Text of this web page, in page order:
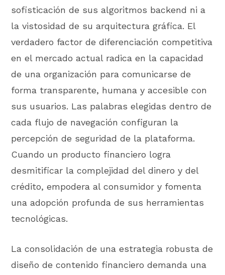
sofisticación de sus algoritmos backend ni a
la vistosidad de su arquitectura gráfica. El
verdadero factor de diferenciación competitiva
en el mercado actual radica en la capacidad
de una organización para comunicarse de
forma transparente, humana y accesible con
sus usuarios. Las palabras elegidas dentro de
cada flujo de navegación configuran la
percepción de seguridad de la plataforma.
Cuando un producto financiero logra
desmitificar la complejidad del dinero y del
crédito, empodera al consumidor y fomenta
una adopción profunda de sus herramientas
tecnológicas.
La consolidación de una estrategia robusta de
diseño de contenido financiero demanda una